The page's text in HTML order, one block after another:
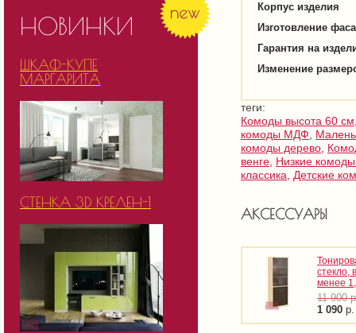
НОВИНКИ
ШКАФ-КУПЕ
МАРГАРИТА
СТЕНКА 3D КРЕЛЕН-1
Корпус изделия
Изготовление
Гарантия на
Изменение
теги:
Комоды высота 60 см
комоды МДФ
комоды дерево
венге Низкие
классика
Детские
АКСЕССУАРЫ
стекло,
менее
11 900
1 090 р.